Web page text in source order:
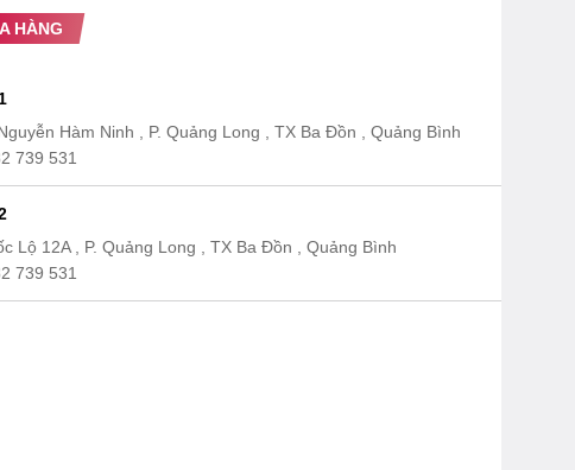
HÀNG
Hàm Ninh , P. Quảng Long , TX Ba Đồn , Quảng Bình
739 531
Lộ 12A , P. Quảng Long , TX Ba Đồn , Quảng Bình
739 531